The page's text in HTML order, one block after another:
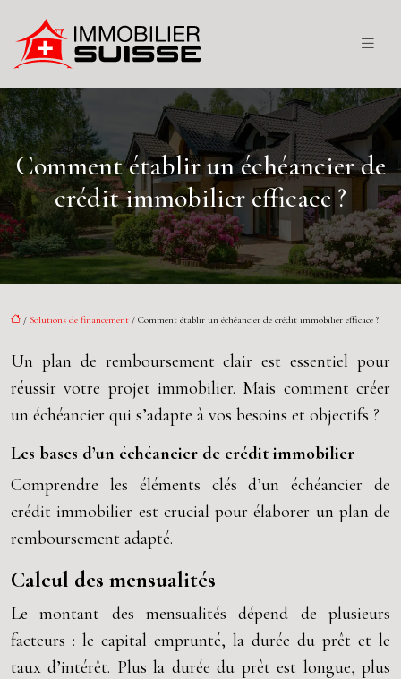
Comment établir un échéancier de
crédit immobilier efficace ?
/ Solutions de financement / Comment établir un échéancier de crédit immobilier efficace ?
Un plan de remboursement clair est essentiel pour
réussir votre projet immobilier. Mais comment créer
un échéancier qui s’adapte à vos besoins et objectifs ?
Les bases d’un échéancier de crédit immobilier
Comprendre les éléments clés d’un échéancier de
crédit immobilier est crucial pour élaborer un plan de
remboursement adapté.
Calcul des mensualités
Le montant des mensualités dépend de plusieurs
facteurs : le capital emprunté, la durée du prêt et le
taux d’intérêt. Plus la durée du prêt est longue, plus